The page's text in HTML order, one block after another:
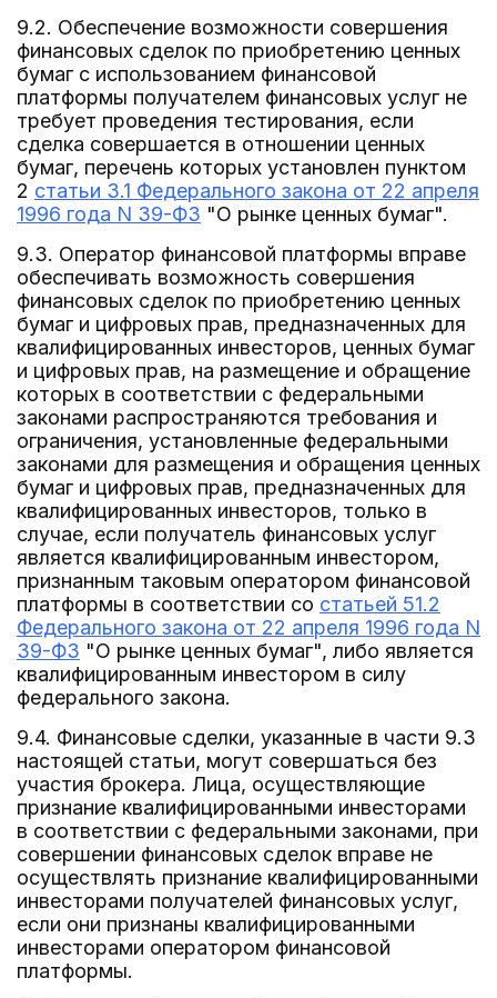
9.2. Обеспечение возможности совершения
финансовых сделок по приобретению ценных
бумаг с использованием финансовой
платформы получателем финансовых услуг не
требует проведения тестирования, если
сделка совершается в отношении ценных
бумаг, перечень которых установлен пунктом
2 статьи 3.1 Федерального закона от 22 апреля
1996 года N 39-ФЗ "О рынке ценных бумаг".
9.3. Оператор финансовой платформы вправе
обеспечивать возможность совершения
финансовых сделок по приобретению ценных
бумаг и цифровых прав, предназначенных для
квалифицированных инвесторов, ценных бумаг
и цифровых прав, на размещение и обращение
которых в соответствии с федеральными
законами распространяются требования и
ограничения, установленные федеральными
законами для размещения и обращения ценных
бумаг и цифровых прав, предназначенных для
квалифицированных инвесторов, только в
случае, если получатель финансовых услуг
является квалифицированным инвестором,
признанным таковым оператором финансовой
платформы в соответствии со статьей 51.2
Федерального закона от 22 апреля 1996 года N
39-ФЗ "О рынке ценных бумаг", либо является
квалифицированным инвестором в силу
федерального закона.
9.4. Финансовые сделки, указанные в части 9.3
настоящей статьи, могут совершаться без
участия брокера. Лица, осуществляющие
признание квалифицированными инвесторами
в соответствии с федеральными законами, при
совершении финансовых сделок вправе не
осуществлять признание квалифицированными
инвесторами получателей финансовых услуг,
если они признаны квалифицированными
инвесторами оператором финансовой
платформы.